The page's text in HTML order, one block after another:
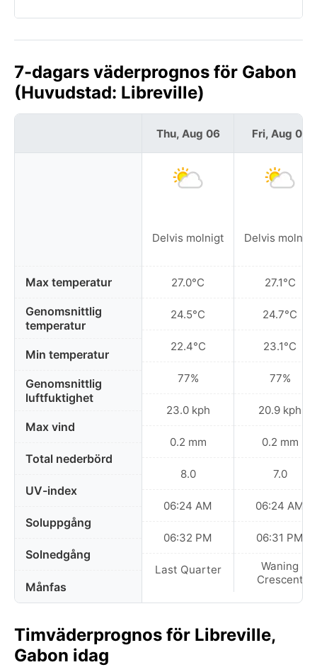
7-dagars väderprognos för Gabon
(Huvudstad: Libreville)
Max temperatur
Genomsnittlig
temperatur
Min temperatur
Genomsnittlig
luftfuktighet
Max vind
Total nederbörd
UV-index
Soluppgång
Solnedgång
Månfas
Thu, Aug 06
Delvis molnigt
27.0°C
24.5°C
22.4°C
77%
23.0 kph
0.2 mm
8.0
06:24 AM
06:32 PM
Last Quarter
Fri, Aug 07
Delvis molnigt
27.1°C
24.7°C
23.1°C
77%
20.9 kph
0.2 mm
7.0
06:24 AM
06:31 PM
Waning
Crescent
Timväderprognos för Libreville,
Gabon idag